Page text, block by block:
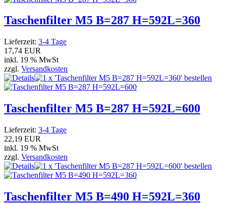
Taschenfilter M5 B=287 H=592L=360
Lieferzeit: 3-4 Tage
17,74 EUR
inkl. 19 % MwSt
zzgl. Versandkosten
Taschenfilter M5 B=287 H=592L=600
Lieferzeit: 3-4 Tage
22,19 EUR
inkl. 19 % MwSt
zzgl. Versandkosten
Taschenfilter M5 B=490 H=592L=360